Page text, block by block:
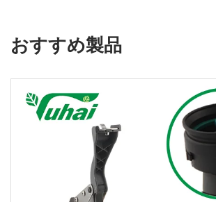
おすすめ製品